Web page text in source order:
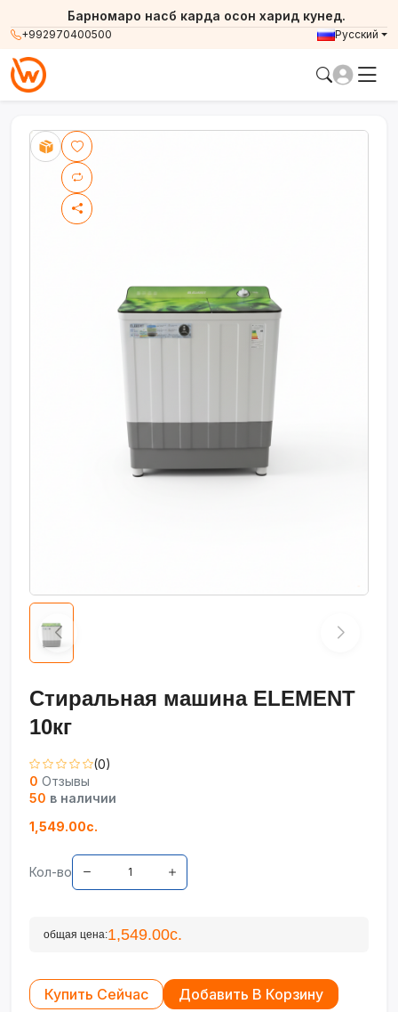
+992970400500
Барномаро насб карда осон харид кунед.
Русский
Стиральная машина ELEMENT
10кг
(0)
0 Отзывы
50 в наличии
1,549.00с.
Кол-во
общая цена:1,549.00с.
Купить Сейчас Добавить В Корзину